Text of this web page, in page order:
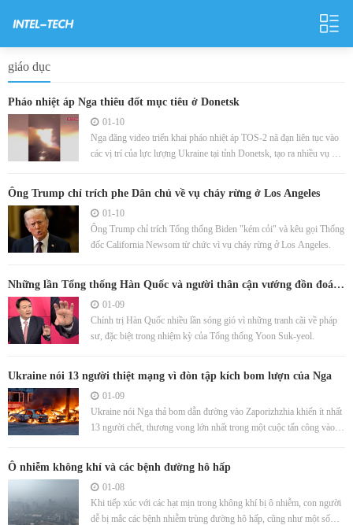
giáo dục
Pháo nhiệt áp Nga thiêu đốt mục tiêu ở Donetsk
01-10
Nga đăng video triển khai pháo nhiệt áp TOS-2 nã đạn liên tục vào
các vị trí của lực lượng Ukraine tại tỉnh Donetsk, tạo ra nhiều vụ nổ
Ông Trump chỉ trích phe Dân chủ về vụ cháy rừng ở Los Angeles
01-10
Ông Trump chỉ trích Tổng thống Biden "kém cỏi" và kêu gọi Thống
đốc California Newsom từ chức vì vụ cháy rừng ở Los Angeles.
Những lần Tổng thống Hàn Quốc và người thân cận vướng đồn đoán
về pháp sư
01-09
Chính trị Hàn Quốc nhiều lần sóng gió vì những tranh cãi về pháp
sư, đặc biệt trong nhiệm kỳ của Tổng thống Yoon Suk-yeol.
Ukraine nói 13 người thiệt mạng vì đòn tập kích bom lượn của Nga
01-09
Ukraine nói Nga thả bom dẫn đường vào Zaporizhzhia khiến ít nhất
13 người chết, thương vong lớn nhất trong một cuộc tấn công vào
Ô nhiễm không khí và các bệnh đường hô hấp
01-08
Khi tiếp xúc với các hạt mịn trong không khí bị ô nhiễm, con người
dễ bị mắc các bệnh nhiễm trùng đường hô hấp, cũng như một số